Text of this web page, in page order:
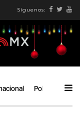
Síguenos:
Política